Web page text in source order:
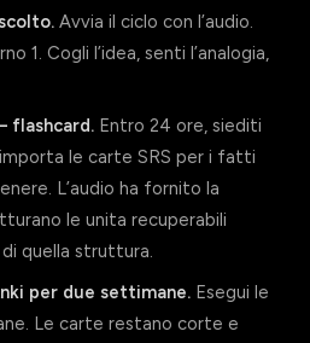
Avvia il ciclo con l’audio.
1. Cogli l’idea, senti l’analogia,
flashcard. Entro 24 ore, siediti
le carte SRS per i fatti
L’audio ha fornito la
le unita recuperabili
quella struttura.
per due settimane. Esegui le
Le carte restano corte e